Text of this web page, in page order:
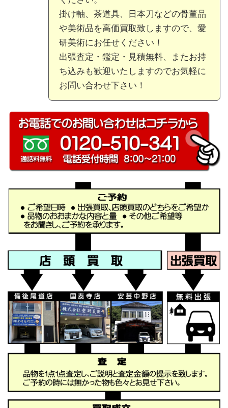
掛け軸、茶道具、日本刀などの骨董品
や美術品を高価買取致しますので、愛
研美術にお任せください！
出張査定・鑑定・見積無料、またお持
ち込みも歓迎いたしますのでお気軽に
お問い合わせ下さい！